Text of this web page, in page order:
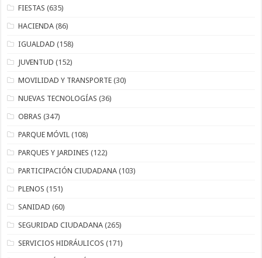
FIESTAS (635)
HACIENDA (86)
IGUALDAD (158)
JUVENTUD (152)
MOVILIDAD Y TRANSPORTE (30)
NUEVAS TECNOLOGÍAS (36)
OBRAS (347)
PARQUE MÓVIL (108)
PARQUES Y JARDINES (122)
PARTICIPACIÓN CIUDADANA (103)
PLENOS (151)
SANIDAD (60)
SEGURIDAD CIUDADANA (265)
SERVICIOS HIDRÁULICOS (171)